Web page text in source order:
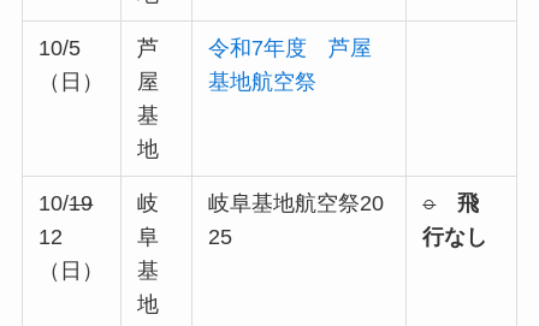
10/5
（日）
芦
屋
基
地
令和7年度 芦屋
基地航空祭
10/19
12
（日）
岐
阜
基
地
岐阜基地航空祭20
25
○
飛
行なし